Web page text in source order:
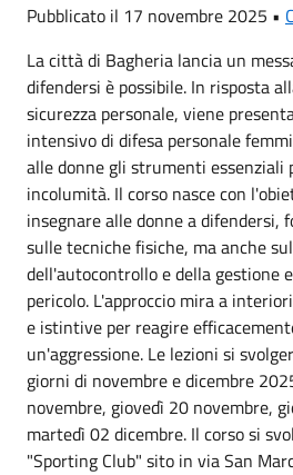
Pubblicato il 17 novembre 2025 •
La città di Bagheria lancia un
difendersi è possibile. In risposta
sicurezza personale, viene
intensivo di difesa personale
alle donne gli strumenti essenziali
incolumità. Il corso nasce con
insegnare alle donne a difendersi,
sulle tecniche fisiche, ma anche
dell'autocontrollo e della gestione
pericolo. L'approccio mira a
e istintive per reagire
un'aggressione. Le lezioni si
giorni di novembre e dicembre
novembre, giovedì 20 novembre,
martedì 02 dicembre. Il corso si
"Sporting Club" sito in via San